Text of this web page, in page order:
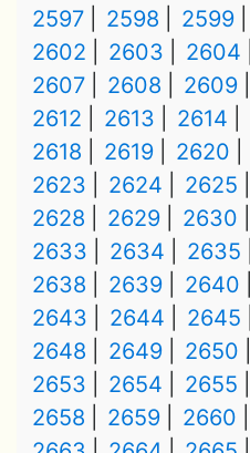
2597
2598 2599
2602
2603 2604
2607
2608 2609
2612
2613 2614
2618
2619 2620
2623
2624 2625
2628
2629 2630
2633
2634 2635
2638
2639 2640
2643
2644 2645
2648
2649 2650
2653
2654 2655
2658
2659 2660